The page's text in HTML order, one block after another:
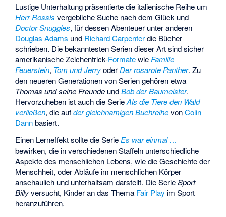
Lustige Unterhaltung präsentierte die italienische Reihe um
Herr Rossis vergebliche Suche nach dem Glück und
Doctor Snuggles, für dessen Abenteuer unter anderen
Douglas Adams und Richard Carpenterdie Bücher
schrieben. Die bekanntesten Serien dieser Art sind sicher
amerikanische Zeichentrick-Formatewie Familie
Feuerstein, Tom und JerryoderDer rosarote Panther. Zu
den neueren Generationen von Serien gehören etwa
Thomas und seine Freunde undBob der Baumeister.
Hervorzuheben ist auch die SerieAls die Tiere den Wald
verließen, die aufder gleichnamigen BuchreihevonColin
Dannbasiert.
Einen Lerneffekt sollte die SerieEs war einmal …
bewirken, die in verschiedenen Staffeln unterschiedliche
Aspekte des menschlichen Lebens, wie die Geschichte der
Menschheit, oder Abläufe im menschlichen Körper
anschaulich und unterhaltsam darstellt. Die SerieSport
Billyversucht, Kinder an das Thema Fair Play im Sport
heranzuführen.